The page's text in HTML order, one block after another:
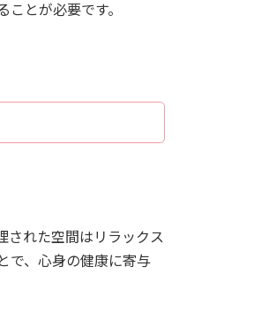
とが必要です。
された空間はリラックス
で、心身の健康に寄与